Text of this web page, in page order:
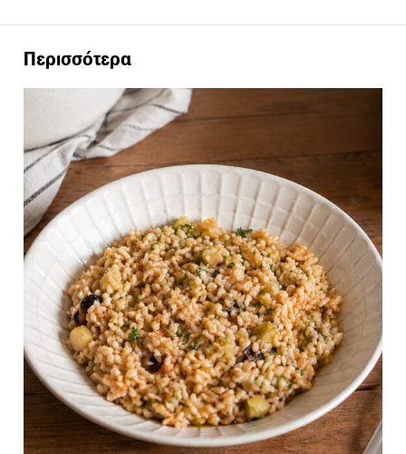
Περισσότερα